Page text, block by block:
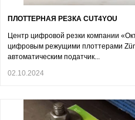
ПЛОТТЕРНАЯ РЕЗКА CUT4YOU
Центр цифровой резки компании
цифровым режущими плоттерами
автоматическим податчик...
02.10.2024